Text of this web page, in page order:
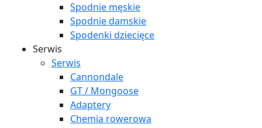
Spodnie męskie
Spodnie damskie
Spodenki dziecięce
Serwis
Serwis
Cannondale
GT / Mongoose
Adaptery
Chemia rowerowa